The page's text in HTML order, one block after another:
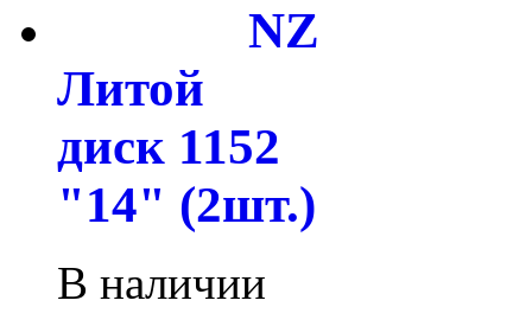
NZ
Литой
диск 1152
"14" (2шт.)
В наличии